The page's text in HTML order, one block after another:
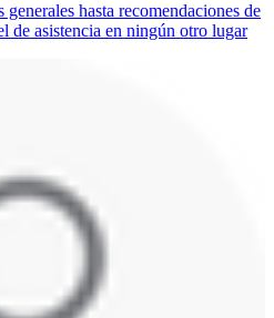
hasta recomendaciones de
de asistencia en ningún otro lugar